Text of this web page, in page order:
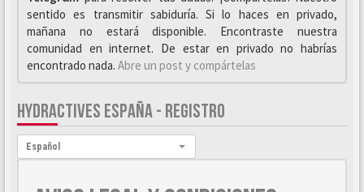
sentido es transmitir sabiduría. Si lo haces en privado,
mañana no estará disponible. Encontraste nuestra
comunidad en internet. De estar en privado no habrías
encontrado nada. Abre un post y compártelas
HYDRACTIVES ESPAÑA - REGISTRO
Idioma:
Español